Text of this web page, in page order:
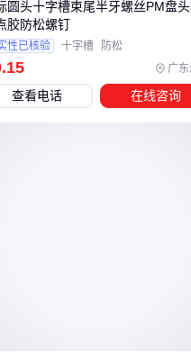
关键配套可分为三类
的 螺丝刀 批头能
因操作不当受损的螺
对于需要长期稳定的
.15 广东
圆头十字槽束尾半牙螺丝PM盘
胶防松螺钉
性已核验 十字槽 防松
查看电话 在线咨询